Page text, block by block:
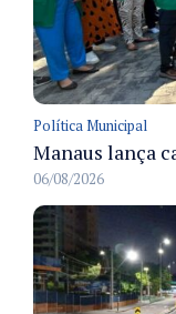
Política Municipal
06/08/2026